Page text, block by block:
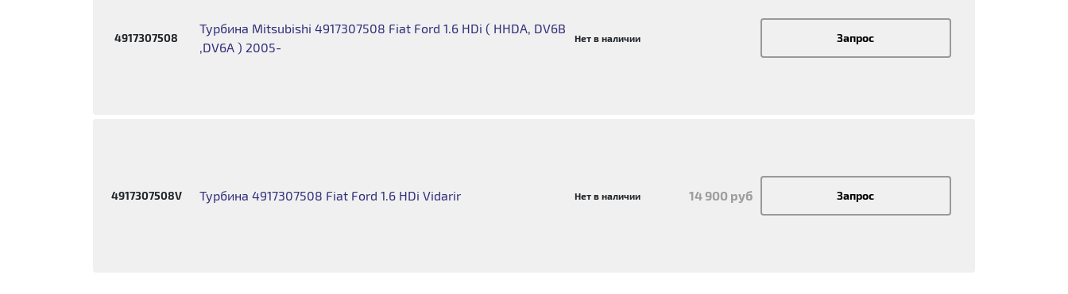
4917307508
Турбина Mitsubishi 4917307508 Fiat Ford 1.6 HDi ( HHDA, DV6B
,DV6A ) 2005-
Нет в наличии Запрос
4917307508V Турбина 4917307508 Fiat Ford 1.6 HDi Vidarir Нет в наличии 14 900 руб Запрос